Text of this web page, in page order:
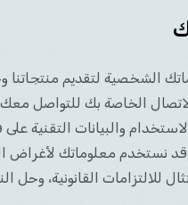
الشخصية لتقديم منتجاتنا
الخاصة بك للتواصل معك
والبيانات
نستخدم معلوماتك لأغراض
للالتزامات القانونية، وحل